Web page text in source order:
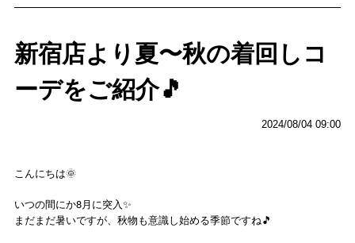
新宿店より夏〜秋の着回しコ
ーデをご紹介🎵
2024/08/04 09:00
こんにちは🌞
いつの間にか8月に突入✨
まだまだ暑いですが、秋物も意識し始める季節ですね🎵